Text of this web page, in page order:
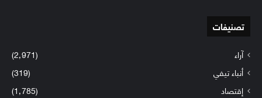
تصنيفات
آراء
(2٬971)
أنباء تيفي
(319)
إقتصاد
(1٬785)